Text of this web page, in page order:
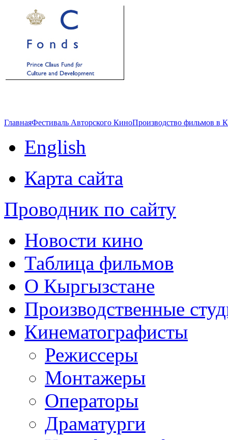
ГлавнаяФестиваль Авторского КиноПроизводство фильмов в
English
Карта сайта
Проводник по сайту
Новости кино
Таблица фильмов
О Кыргызстане
Производственные
Кинематографисты
Режиссеры
Монтажеры
Операторы
Драматурги